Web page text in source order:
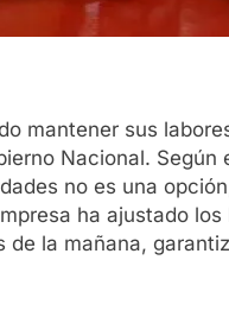
mantener sus
Nacional.
no es una
ha ajustado
de la mañana,